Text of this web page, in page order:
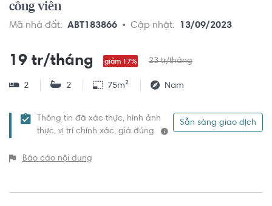
công viên
Mã nhà đất: ABT183866 Cập nhật: 13/09/2023
19 tr/tháng giảm 17% 23 tr/tháng
2 2 75m² Nam
Thông tin đã xác thực, hình ảnh
thực, vị trí chính xác, giá đúng
Sẵn sàng giao dịch
Báo cáo nội dung